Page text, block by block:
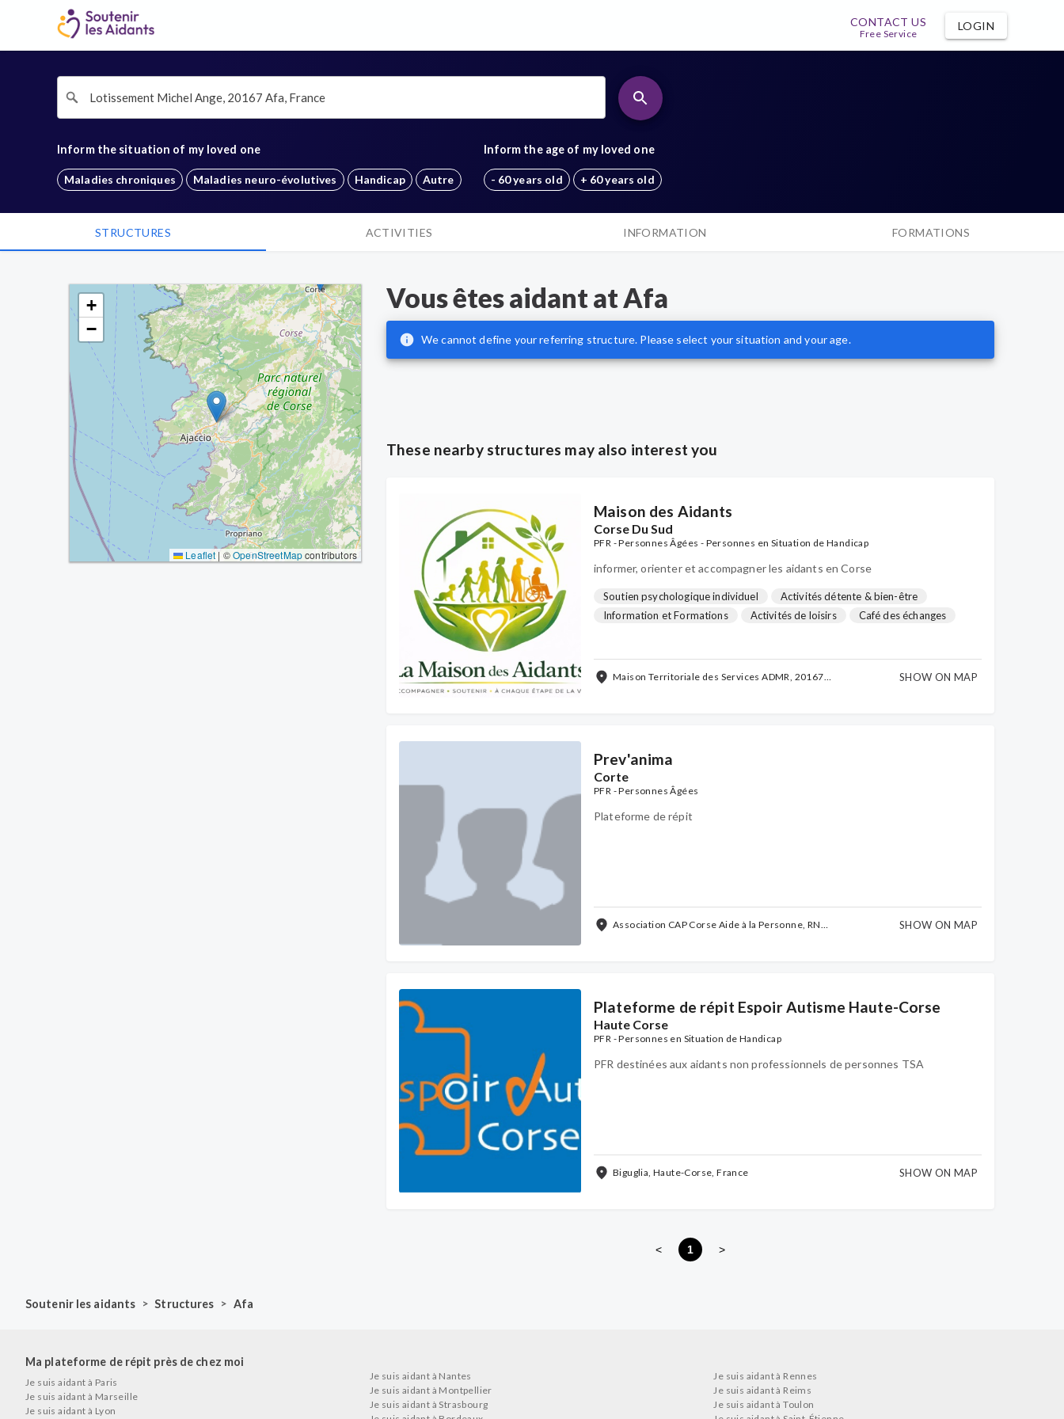
CONTACT US
Free Service
LOGIN
Inform the situation of my loved one
Maladies chroniques Maladies neuro-évolutives Handicap Autre
Inform the age of my loved one
- 60 years old + 60 years old
STRUCTURES ACTIVITIES INFORMATION FORMATIONS
+
−
Leaflet | ©OpenStreetMapcontributors
Vous êtes aidantatAfa
We cannot define your referring structure. Please select your situation and your age.
These nearby structures may also interest you
Maison des Aidants
Corse Du Sud
PFR - Personnes Âgées - Personnes en Situation de Handicap
informer, orienter et accompagner les aidants en Corse
Soutien psychologique individuel
Activités détente & bien-être
Information et Formations
Activités de loisirs
Café des échanges
Maison Territoriale des Services ADMR, 20167
SHOW ON MAP
Prev'anima
Corte
PFR - Personnes Âgées
Plateforme de répit
Association CAP Corse Aide à la Personne, RN
SHOW ON MAP
Plateforme de répit Espoir Autisme Haute-Corse
Haute Corse
PFR - Personnes en Situation de Handicap
PFR destinées aux aidants non professionnels de personnes TSA
Biguglia, Haute-Corse, France SHOW ON MAP
< 1 >
Soutenir les aidants > Structures > Afa
Ma plateforme de répit près de chez moi
Je suis aidant à Paris
Je suis aidant à Marseille
Je suis aidant à Lyon
Je suis aidant à Nantes
Je suis aidant à Montpellier
Je suis aidant à Strasbourg
Je suis aidant à Rennes
Je suis aidant à Reims
Je suis aidant à Toulon